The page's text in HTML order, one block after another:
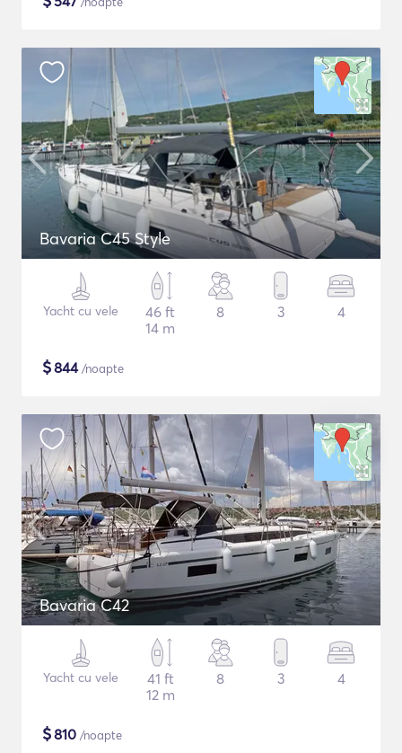
Bavaria C45 Style
Yacht cu vele
46 ft
14 m
8 3 4
$844/noapte
Bavaria C42
Yacht cu vele
41 ft
12 m
8 3 4
$810 /noapte